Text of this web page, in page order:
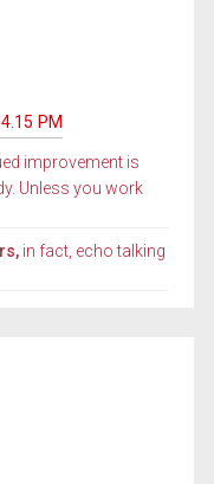
PM
improvement is
Unless you work
in fact, echo talking